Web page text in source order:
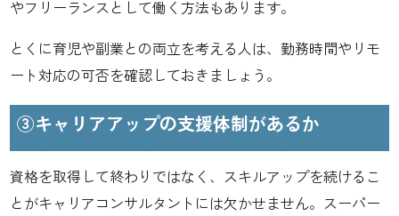
やフリーランスとして働く方法もあります。
とくに育児や副業との両立を考える人は、勤務時間やリモ
ート対応の可否を確認しておきましょう。
③キャリアアップの支援体制があるか
資格を取得して終わりではなく、スキルアップを続けるこ
とがキャリアコンサルタントには欠かせません。スーパー